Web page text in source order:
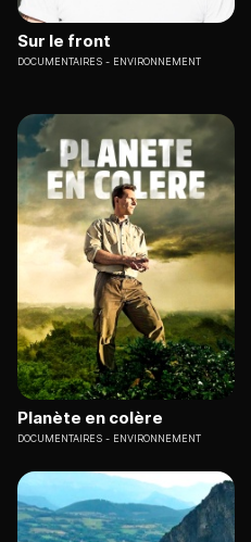
Sur le front
DOCUMENTAIRES ENVIRONNEMENT
Planète en colère
DOCUMENTAIRES ENVIRONNEMENT